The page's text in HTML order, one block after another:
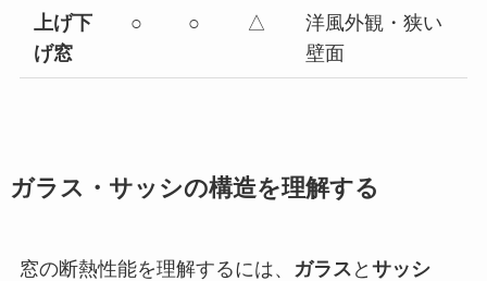
上げ下
げ窓
○ ○ △
洋風外観・狭い
壁面
ガラス・サッシの構造を理解する
窓の断熱性能を理解するには、 ガラス と サッシ